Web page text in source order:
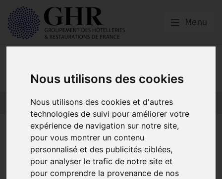
Nous utilisons des cookies
Nous utilisons des cookies et d'autres
technologies de suivi pour améliorer votre
expérience de navigation sur notre site,
pour vous montrer un contenu
personnalisé et des publicités ciblées,
pour analyser le trafic de notre site et
pour comprendre la provenance de nos
Menu
Actualités
Le GHR alerte sur les
conséquences graves d’une
baisse des moyens des Opco